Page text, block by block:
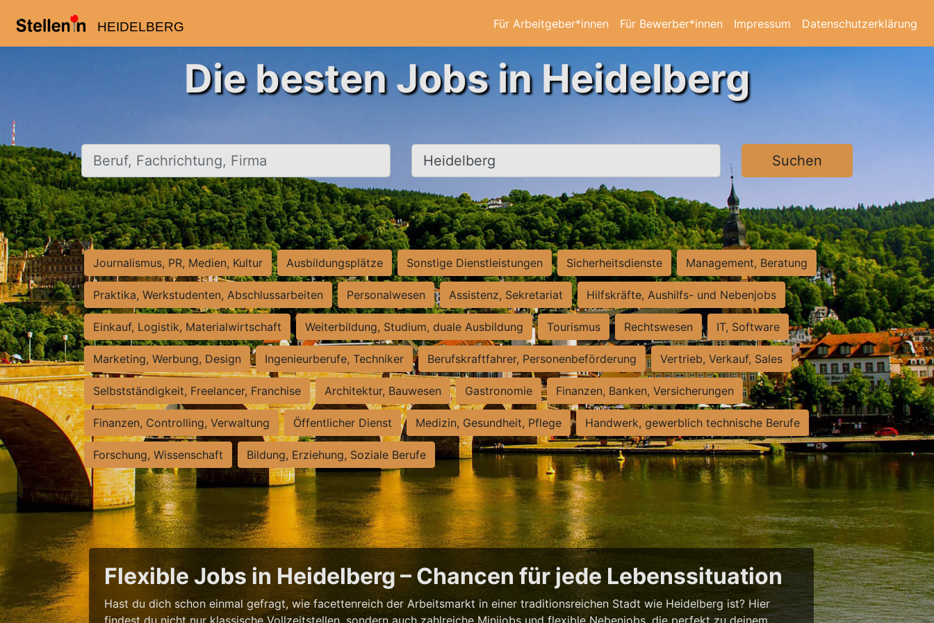
HEIDELBERG Für Arbeitgeber*innen Für Bewerber*innen Impressum Datenschutzerklärung
Die besten Jobs in Heidelberg
Beruf, Fachrichtung, Firma Ort, Stadt Suchen
Journalismus, PR, Medien, Kultur Ausbildungsplätze Sonstige Dienstleistungen Sicherheitsdienste Management, Beratung
Praktika, Werkstudenten, Abschlussarbeiten Personalwesen Assistenz, Sekretariat Hilfskräfte, Aushilfs- und Nebenjobs
Einkauf, Logistik, Materialwirtschaft Weiterbildung, Studium, duale Ausbildung Tourismus Rechtswesen IT, Software
Marketing, Werbung, Design Ingenieurberufe, Techniker Berufskraftfahrer, Personenbeförderung Vertrieb, Verkauf, Sales
Selbstständigkeit, Freelancer, Franchise Architektur, Bauwesen Gastronomie Finanzen, Banken, Versicherungen
Finanzen, Controlling, Verwaltung Öffentlicher Dienst Medizin, Gesundheit, Pflege Handwerk, gewerblich technische Berufe
Forschung, Wissenschaft Bildung, Erziehung, Soziale Berufe
Flexible Jobs in Heidelberg – Chancen für jede Lebenssituation
Hast du dich schon einmal gefragt, wie facettenreich der Arbeitsmarkt in einer traditionsreichen Stadt wie Heidelberg ist? Hier